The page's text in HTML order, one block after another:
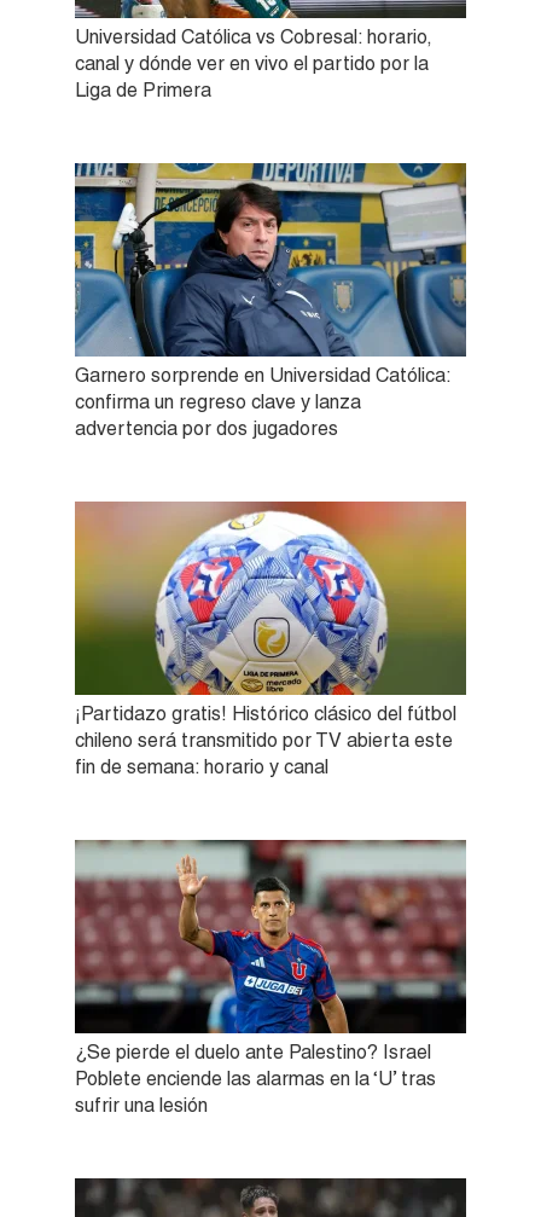
Universidad Católica vs Cobresal: horario,
canal y dónde ver en vivo el partido por la
Liga de Primera
Garnero sorprende en Universidad Católica:
confirma un regreso clave y lanza
advertencia por dos jugadores
¡Partidazo gratis! Histórico clásico del fútbol
chileno será transmitido por TV abierta este
fin de semana: horario y canal
¿Se pierde el duelo ante Palestino? Israel
Poblete enciende las alarmas en la ‘U’ tras
sufrir una lesión